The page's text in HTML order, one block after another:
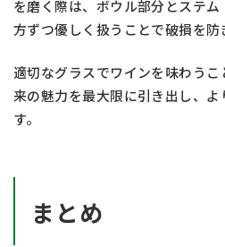
を磨く際は、ボウル部分とステ
方ずつ優しく扱うことで破損を防
適切なグラスでワインを味わう
来の魅力を最大限に引き出し、
す。
まとめ